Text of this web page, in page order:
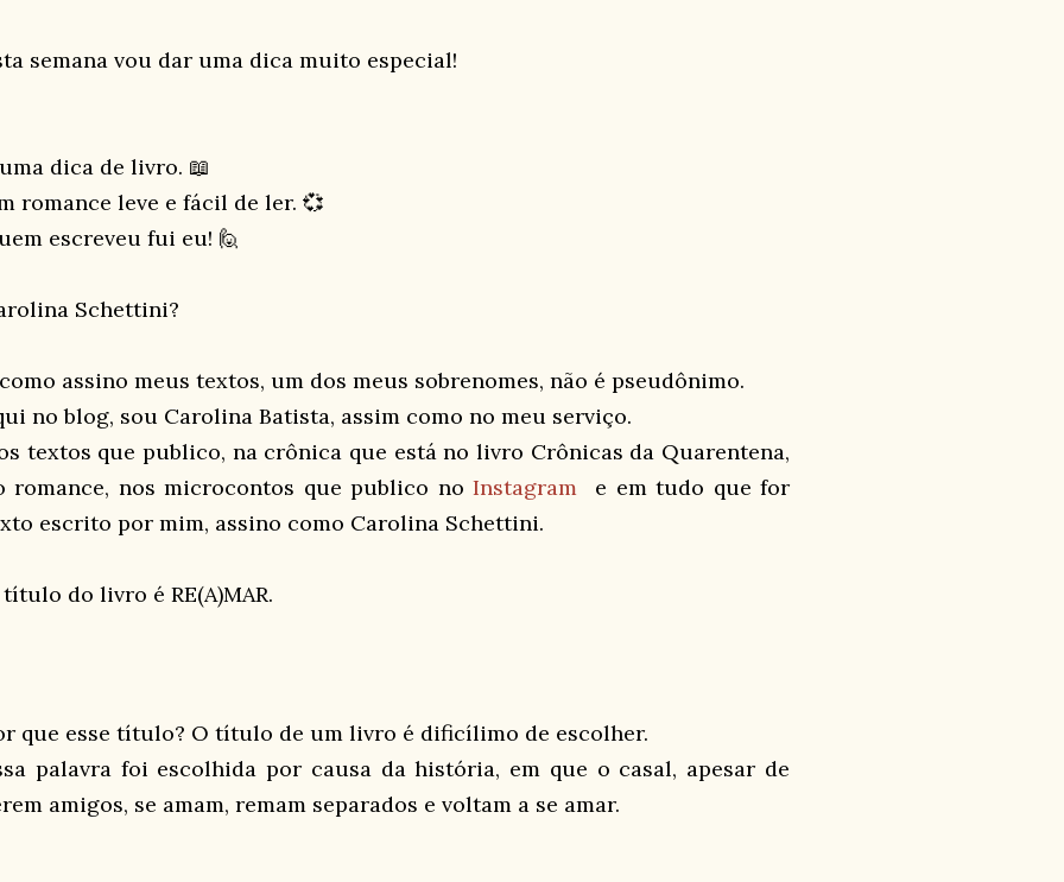
semana vou dar uma dica muito especial!
dica de livro. 📖
romance leve e fácil de ler. 💞
escreveu fui eu! 🙋
Schettini?
assino meus textos, um dos meus sobrenomes, não é pseudônimo.
no blog, sou Carolina Batista, assim como no meu serviço.
textos que publico, na crônica que está no livro Crônicas da Quarentena,
romance, nos microcontos que publico noInstagram e em tudo que for
escrito por mim, assino como Carolina Schettini.
do livro é RE(A)MAR.
que esse título? O título de um livro é dificílimo de escolher.
palavra foi escolhida por causa da história, em que o casal, apesar de
amigos, se amam, remam separados e voltam a se amar.